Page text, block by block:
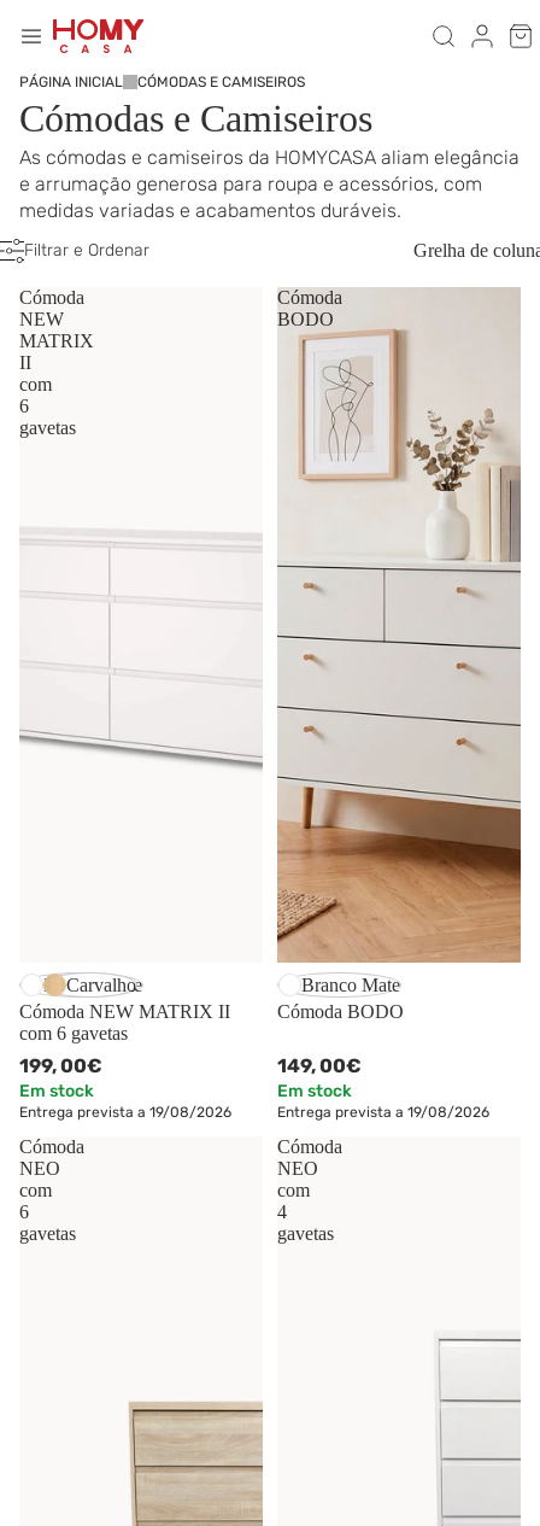
PÁGINA INICIAL CÓMODAS E CAMISEIROS
Cómodas e Camiseiros
As cómodas e camiseiros da HOMYCASA aliam elegância
e arrumação generosa para roupa e acessórios, com
medidas variadas e acabamentos duráveis.
Filtrar e Ordenar Grelha de
Cómoda
NEW
MATRIX
II
com
6
gavetas
Branco Mate
Carvalho
Cómoda NEW MATRIX II
com 6 gavetas
199,00€
Em stock
Entrega prevista a 19/08/2026
Cómoda
BODO
Branco Mate
Cómoda BODO
149,00€
Em stock
Entrega prevista a 19/08/2026
Cómoda
NEO
com
6
gavetas
Cómoda
NEO
com
4
gavetas